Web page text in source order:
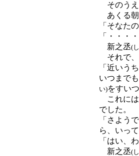
そのうえ
あくる朝
「そなた
「・・・
新之丞(
それで、
「近いう
いつまで
い)をすい
これには
でした。
「さよう
ら、いっ
「はい、
新之丞(